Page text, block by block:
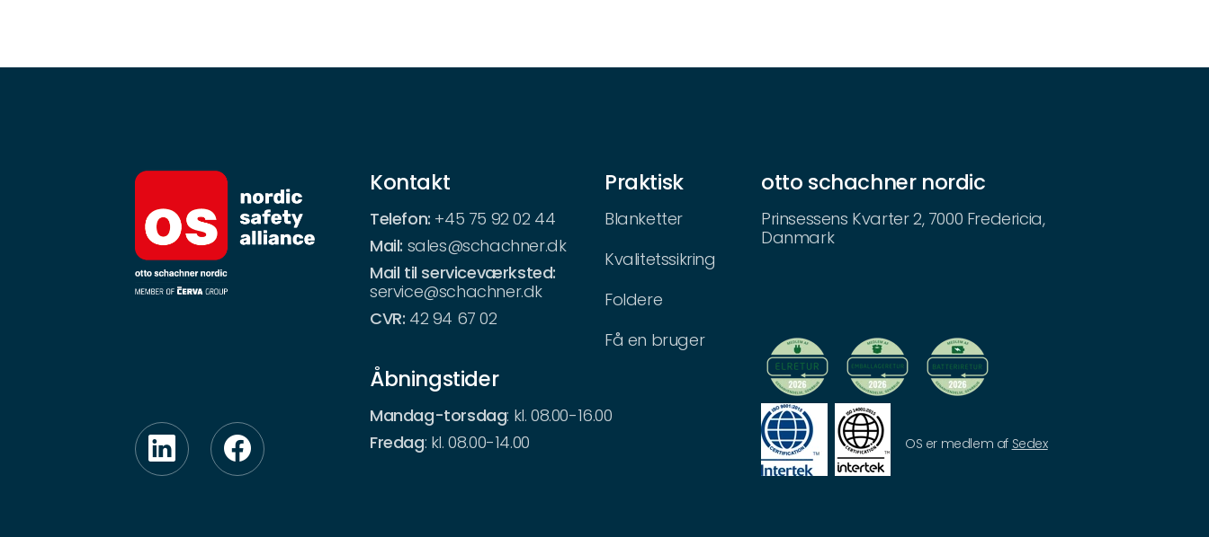
Kontakt
Telefon: +45 75 92 02 44
Mail: sales@schachner.dk
Mail til serviceværksted:
service@schachner.dk
CVR: 42 94 67 02
Åbningstider
Mandag-torsdag: kl. 08.00-16.00
Fredag: kl. 08.00-14.00
Praktisk
Blanketter
Kvalitetssikring
Foldere
Få en bruger
otto schachner nordic
Prinsessens Kvarter 2, 7000 Fredericia,
Danmark
OS er medlem af Sedex